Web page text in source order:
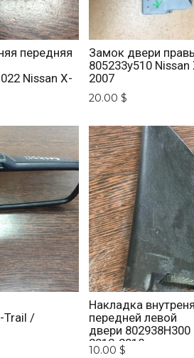
передняя
Nissan X-
Замок двери
805233y510
2007
20.00 $
Trail /
Накладка
передней левой
двери
2012-2018.
10.00 $